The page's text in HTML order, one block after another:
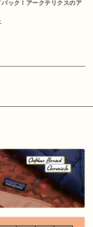
ック！アークテリクスのア